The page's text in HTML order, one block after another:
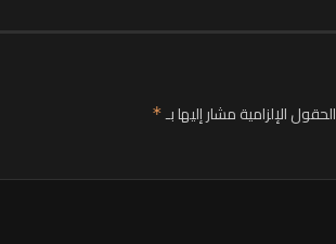
الحقول الإلزامية مشار إليها بـ*